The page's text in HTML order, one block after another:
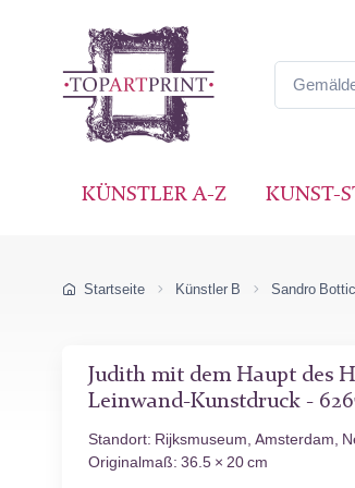
KÜNSTLER A-Z KUNST-
Startseite Künstler B Sandro
Judith mit dem Haupt des
Leinwand-Kunstdruck -
Standort: Rijksmuseum, Amsterdam,
Originalmaß: 36.5 × 20 cm